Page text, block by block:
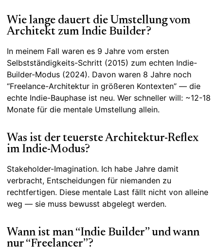
Wie lange dauert die Umstellung vom
Architekt zum Indie Builder?
In meinem Fall waren es 9 Jahre vom ersten
Selbstständigkeits-Schritt (2015) zum echten Indie-
Builder-Modus (2024). Davon waren 8 Jahre noch
“Freelance-Architektur in größeren Kontexten” — die
echte Indie-Bauphase ist neu. Wer schneller will: ~12-18
Monate für die mentale Umstellung allein.
Was ist der teuerste Architektur-Reflex
im Indie-Modus?
Stakeholder-Imagination. Ich habe Jahre damit
verbracht, Entscheidungen für niemanden zu
rechtfertigen. Diese mentale Last fällt nicht von alleine
weg — sie muss bewusst abgelegt werden.
Wann ist man “Indie Builder” und wann
nur “Freelancer”?